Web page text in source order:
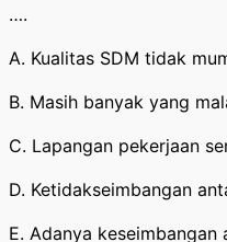
….
A. Kualitas SDM tidak
B. Masih banyak yang
C. Lapangan pekerjaan
D. Ketidakseimbangan
E. Adanya